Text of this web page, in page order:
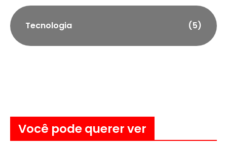
Tecnologia (5)
Você pode querer ver